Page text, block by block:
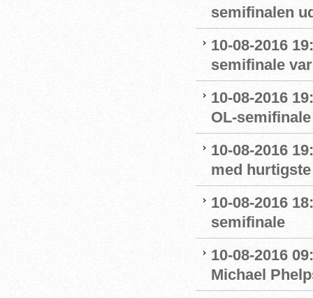
semifinalen
10-08-2016
semifinale
10-08-2016
OL-
10-08-2016
med
10-08-2016
semifinale
10-08-2016
Michael